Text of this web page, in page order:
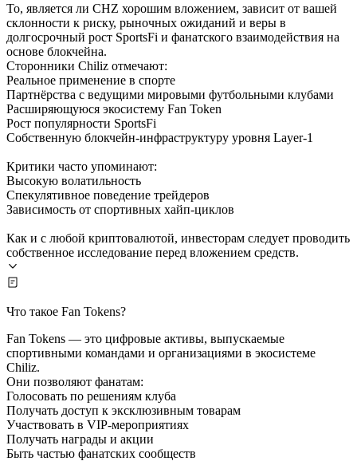
То, является ли CHZ хорошим вложением, зависит от вашей
склонности к риску, рыночных ожиданий и веры в
долгосрочный рост SportsFi и фанатского взаимодействия на
основе блокчейна.
Сторонники Chiliz отмечают:
Реальное применение в спорте
Партнёрства с ведущими мировыми футбольными клубами
Расширяющуюся экосистему Fan Token
Рост популярности SportsFi
Собственную блокчейн-инфраструктуру уровня Layer-1
Критики часто упоминают:
Высокую волатильность
Спекулятивное поведение трейдеров
Зависимость от спортивных хайп-циклов
Как и с любой криптовалютой, инвесторам следует проводить
собственное исследование перед вложением средств.
Что такое Fan Tokens?
Fan Tokens — это цифровые активы, выпускаемые
спортивными командами и организациями в экосистеме
Chiliz.
Они позволяют фанатам:
Голосовать по решениям клуба
Получать доступ к эксклюзивным товарам
Участвовать в VIP-мероприятиях
Получать награды и акции
Быть частью фанатских сообществ